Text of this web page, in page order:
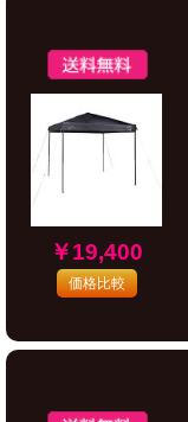
￥19,400
価格比較